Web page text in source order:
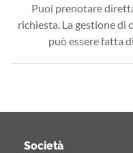
Puoi prenotare
richiesta. La gestione di
può essere fatta
Società